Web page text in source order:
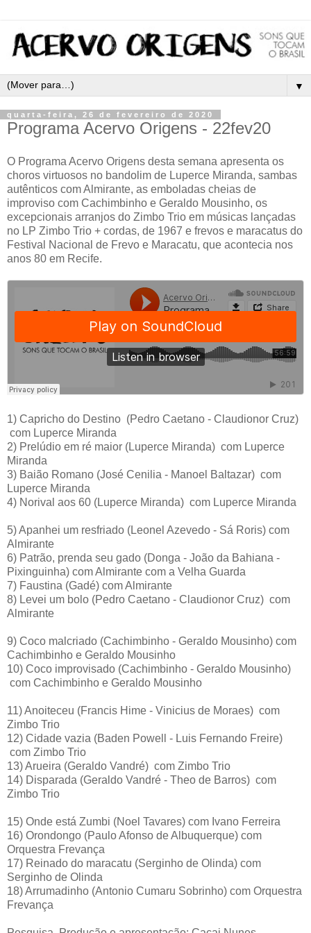
▼
quarta-feira, 26 de fevereiro de 2020
Programa Acervo Origens - 22fev20
O Programa Acervo Origens desta semana apresenta os
choros virtuosos no bandolim de Luperce Miranda, sambas
autênticos com Almirante, as emboladas cheias de
improviso com Cachimbinho e Geraldo Mousinho, os
excepcionais arranjos do Zimbo Trio em músicas lançadas
no LP Zimbo Trio + cordas, de 1967 e frevos e maracatus do
Festival Nacional de Frevo e Maracatu, que acontecia nos
anos 80 em Recife.
1) Capricho do Destino (Pedro Caetano - Claudionor Cruz)
com Luperce Miranda
2) Prelúdio em ré maior (Luperce Miranda) com Luperce
Miranda
3) Baião Romano (José Cenilia - Manoel Baltazar) com
Luperce Miranda
4) Norival aos 60 (Luperce Miranda) com Luperce Miranda
5)Apanhei um resfriado (Leonel Azevedo - Sá Roris) com
Almirante
6) Patrão, prenda seu gado (Donga - João da Bahiana -
Pixinguinha) com Almirante com a Velha Guarda
7) Faustina (Gadé) com Almirante
8) Levei um bolo (Pedro Caetano - Claudionor Cruz) com
Almirante
9) Coco malcriado (Cachimbinho - Geraldo Mousinho) com
Cachimbinho e Geraldo Mousinho
10) Coco improvisado (Cachimbinho - Geraldo Mousinho)
com Cachimbinho e Geraldo Mousinho
11)Anoiteceu (Francis Hime - Vinicius de Moraes) com
Zimbo Trio
12) Cidade vazia (Baden Powell - Luis Fernando Freire)
com Zimbo Trio
13)Arueira (Geraldo Vandré) com Zimbo Trio
14) Disparada (Geraldo Vandré - Theo de Barros) com
Zimbo Trio
15) Onde está Zumbi (Noel Tavares) com Ivano Ferreira
16) Orondongo (Paulo Afonso de Albuquerque) com
Orquestra Frevança
17) Reinado do maracatu (Serginho de Olinda) com
Serginho de Olinda
18)Arrumadinho (Antonio Cumaru Sobrinho) com Orquestra
Frevança